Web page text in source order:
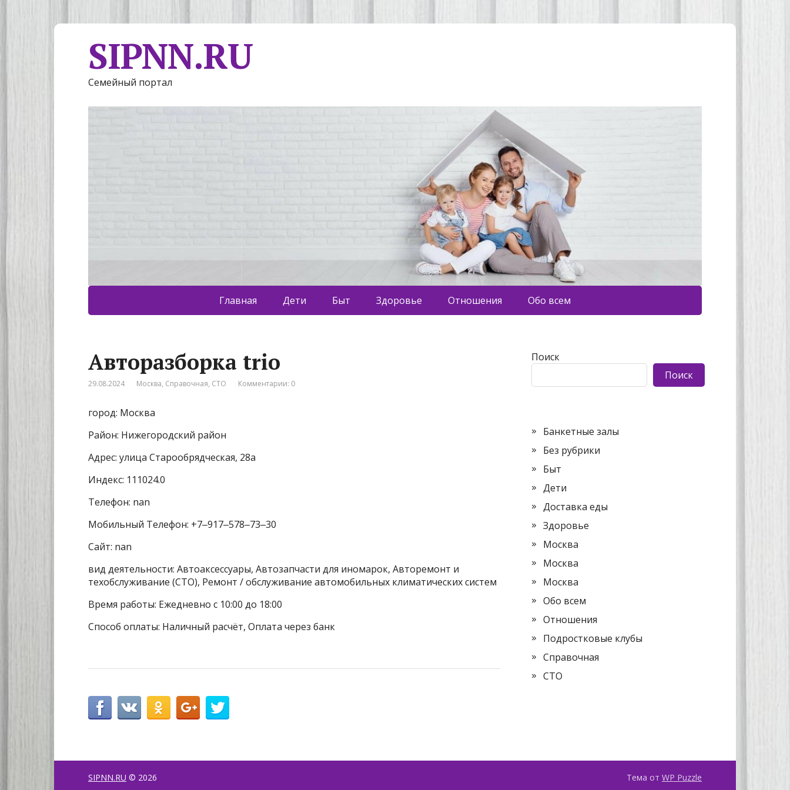
SIPNN.RU
Семейный портал
Главная Дети Быт Здоровье Отношения Обо всем
Авторазборка trio
29.08.2024 Москва, Справочная, СТО Комментарии: 0
город: Москва
Район: Нижегородский район
Адрес: улица Старообрядческая, 28а
Индекс: 111024.0
Телефон: nan
Мобильный Телефон: +7‒917‒578‒73‒30
Сайт: nan
вид деятельности: Автоаксессуары, Автозапчасти для иномарок, Авторемонт и
техобслуживание (СТО), Ремонт / обслуживание автомобильных климатических систем
Время работы: Ежедневно с 10:00 до 18:00
Способ оплаты: Наличный расчёт, Оплата через банк
Поиск
Поиск
Банкетные залы
Без рубрики
Быт
Дети
Доставка еды
Здоровье
Москва
Москва
Москва
Обо всем
Отношения
Подростковые клубы
Справочная
СТО
SIPNN.RU © 2026 Тема от WP Puzzle